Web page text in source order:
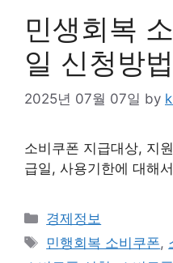
민생회복
일 신청방
2025년 07월 07일 by
소비쿠폰 지급대상, 지
급일, 사용기한에 대해
Categories
경제정보
Tags
민행회복 소비쿠폰,